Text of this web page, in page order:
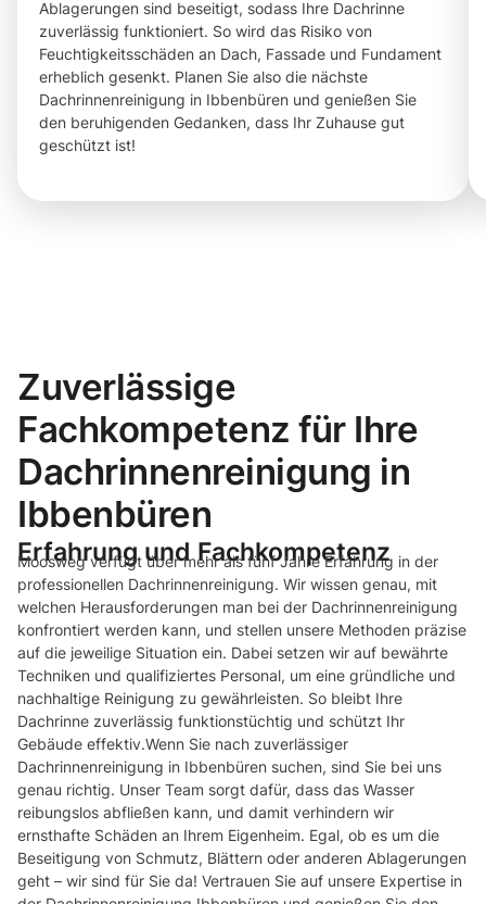
Ablagerungen sind beseitigt, sodass Ihre Dachrinne
zuverlässig funktioniert. So wird das Risiko von
Feuchtigkeitsschäden an Dach, Fassade und Fundament
erheblich gesenkt. Planen Sie also die nächste
Dachrinnenreinigung in Ibbenbüren und genießen Sie
den beruhigenden Gedanken, dass Ihr Zuhause gut
geschützt ist!
Zuverlässige
Fachkompetenz für Ihre
Dachrinnenreinigung in
Ibbenbüren
Erfahrung und Fachkompetenz
Moosweg verfügt über mehr als fünf Jahre Erfahrung in der
professionellen Dachrinnenreinigung. Wir wissen genau, mit
welchen Herausforderungen man bei der Dachrinnenreinigung
konfrontiert werden kann, und stellen unsere Methoden präzise
auf die jeweilige Situation ein. Dabei setzen wir auf bewährte
Techniken und qualifiziertes Personal, um eine gründliche und
nachhaltige Reinigung zu gewährleisten. So bleibt Ihre
Dachrinne zuverlässig funktionstüchtig und schützt Ihr
Gebäude effektiv.Wenn Sie nach zuverlässiger
Dachrinnenreinigung in Ibbenbüren suchen, sind Sie bei uns
genau richtig. Unser Team sorgt dafür, dass das Wasser
reibungslos abfließen kann, und damit verhindern wir
ernsthafte Schäden an Ihrem Eigenheim. Egal, ob es um die
Beseitigung von Schmutz, Blättern oder anderen Ablagerungen
geht – wir sind für Sie da! Vertrauen Sie auf unsere Expertise in